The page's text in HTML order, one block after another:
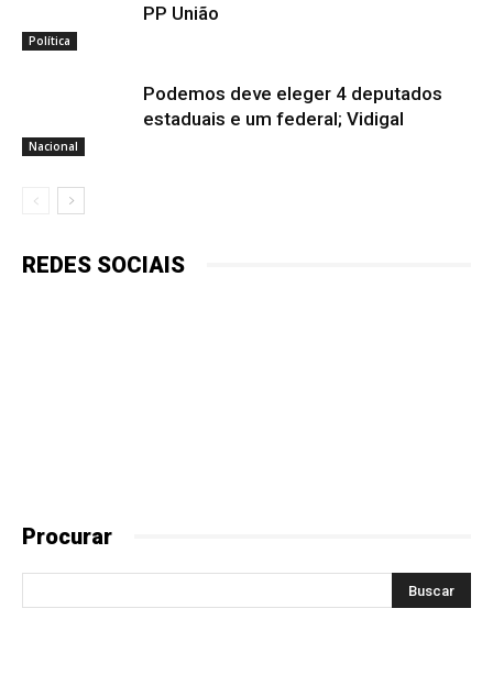
Política
PP União
Nacional
Podemos deve eleger 4 deputados
estaduais e um federal; Vidigal
REDES SOCIAIS
Procurar